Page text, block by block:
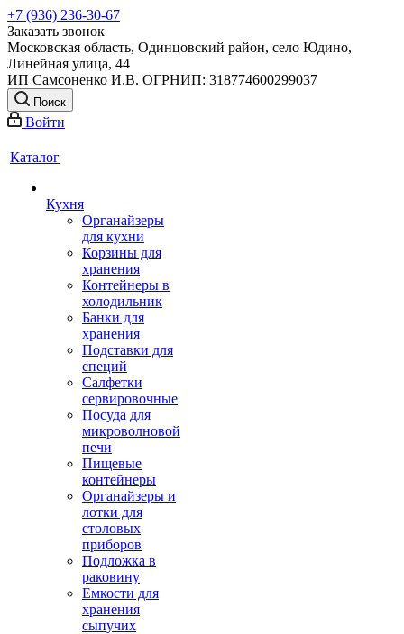
+7 (936) 236-30-67
Заказать звонок
Московская область, Одинцовский район, село Юдино,
Линейная улица, 44
ИП Самсоненко И.В. ОГРНИП: 318774600299037
Поиск
Войти
Каталог
Кухня
Органайзеры
для кухни
Корзины для
хранения
Контейнеры в
холодильник
Банки для
хранения
Подставки для
специй
Салфетки
сервировочные
Посуда для
микроволновой
печи
Пищевые
контейнеры
Органайзеры и
лотки для
столовых
приборов
Подложка в
раковину
Емкости для
хранения
сыпучих